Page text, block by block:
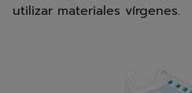
utilizar materiales vírgenes.